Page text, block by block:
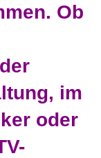
Ob
im
oder